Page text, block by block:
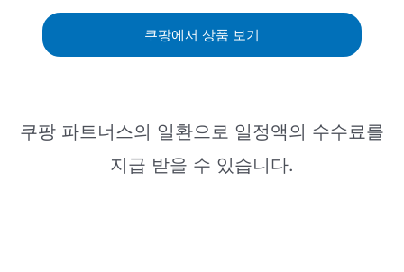
쿠팡에서 상품 보기
쿠팡 파트너스의 일환으로 일정액의 수수료를
지급 받을 수 있습니다.